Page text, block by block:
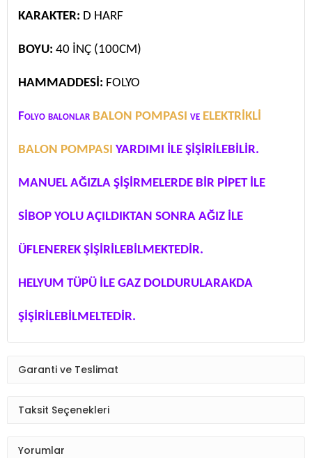
KARAKTER: D HARF
BOYU: 40 İNÇ (100CM)
HAMMADDESİ: FOLYO
Folyo balonlar BALON POMPASI ve ELEKTRİKLİ
BALON POMPASI YARDIMI İLE ŞİŞİRİLEBİLİR.
MANUEL AĞIZLA ŞİŞİRMELERDE BİR PİPET İLE
SİBOP YOLU AÇILDIKTAN SONRA AĞIZ İLE
ÜFLENEREK ŞİŞİRİLEBİLMEKTEDİR.
HELYUM TÜPÜ İLE GAZ DOLDURULARAKDA
ŞİŞİRİLEBİLMELTEDİR.
Garanti ve Teslimat
Taksit Seçenekleri
Yorumlar